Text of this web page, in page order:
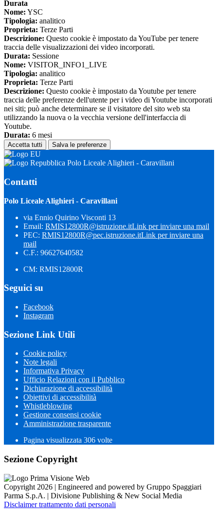
Durata
Nome: YSC
Tipologia: analitico
Proprieta: Terze Parti
Descrizione: Questo cookie è impostato da YouTube per tenere
traccia delle visualizzazioni dei video incorporati.
Durata: Sessione
Nome: VISITOR_INFO1_LIVE
Tipologia: analitico
Proprieta: Terze Parti
Descrizione: Questo cookie è impostato da Youtube per tenere
traccia delle preferenze dell'utente per i video di Youtube incorporati
nei siti; può anche determinare se il visitatore del sito web sta
utilizzando la nuova o la vecchia versione dell'interfaccia di
Youtube.
Durata: 6 mesi
Accetta tutti Salva le preferenze
Polo Liceale Alighieri - Caravillani
Contatti
Polo Liceale Alighieri - Caravillani
via Ennio Quirino Visconti 13
Email: RMIS12800R@istruzione.itLink per inviare una mail
PEC: RMIS12800R@pec.istruzione.itLink per inviare una
mail
C.F.: 96627640582
CM: RMIS12800R
Seguici su
Facebook
Instagram
Sezione Link Utili
Cookie policy
Note legali
Informativa Privacy
Ufficio Relazioni con il Pubblico
Dichiarazione di accessibilità
Obiettivi di accessibilità
Whistleblowing
Gestione consensi cookie
Amministrazione trasparente
Pagina visualizzata 306 volte
Sezione Copyright
Copyright 2026 | Engineered and powered by Gruppo Spaggiari
Parma S.p.A. | Divisione Publishing & New Social Media
Disclaimer trattamento dati personali